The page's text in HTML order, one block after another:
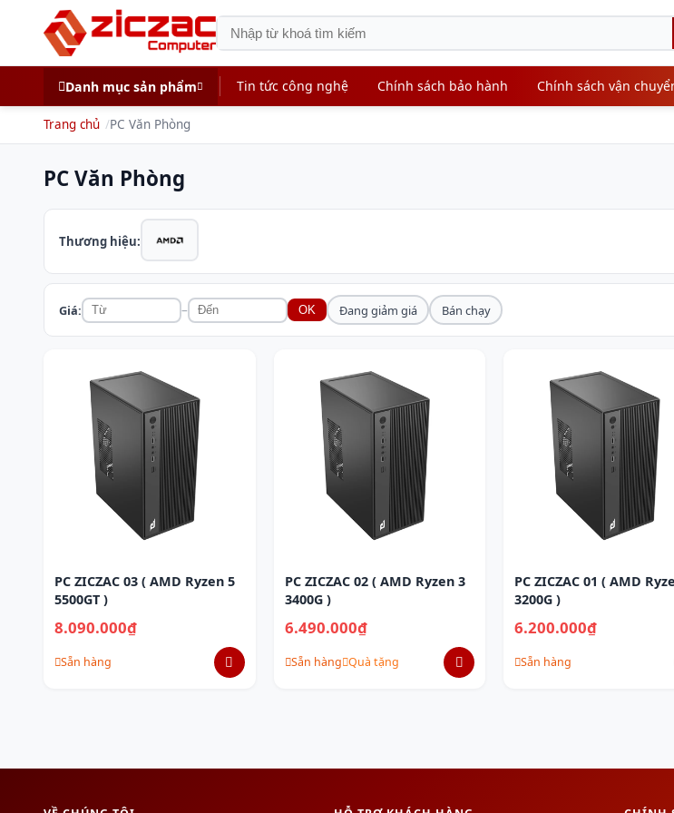
Danh mục sản phẩm Tin tức công nghệ Chính sách bảo hành Chính sách vận
Trang chủ PC Văn Phòng
PC Văn Phòng
Thương hiệu:
Giá: – OK Đang giảm giá Bán chạy
PC ZICZAC 03 ( AMD Ryzen 5
5500GT )
8.090.000₫
Sẵn hàng
PC ZICZAC 02 ( AMD Ryzen 3
3400G )
6.490.000₫
Sẵn hàng Quà tặng
PC ZICZAC 01 ( AMD
3200G )
6.200.000₫
Sẵn hàng